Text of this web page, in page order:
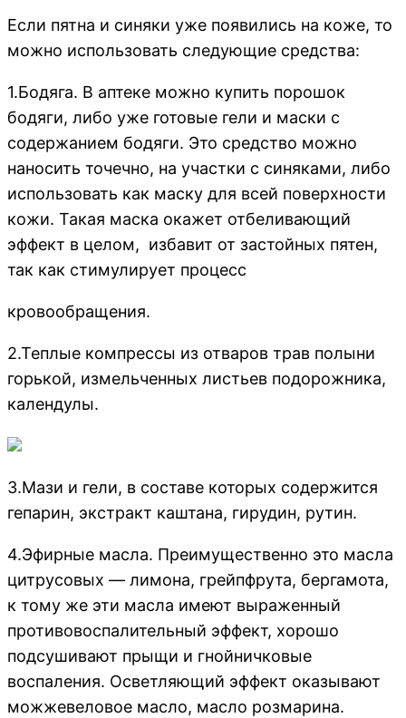
Если пятна и синяки уже появились на коже, то
можно использовать следующие средства:
1.Бодяга. В аптеке можно купить порошок
бодяги, либо уже готовые гели и маски с
содержанием бодяги. Это средство можно
наносить точечно, на участки с синяками, либо
использовать как маску для всей поверхности
кожи. Такая маска окажет отбеливающий
эффект в целом, избавит от застойных пятен,
так как стимулирует процесс
кровообращения.
2.Теплые компрессы из отваров трав полыни
горькой, измельченных листьев подорожника,
календулы.
3.Мази и гели, в составе которых содержится
гепарин, экстракт каштана, гирудин, рутин.
4.Эфирные масла. Преимущественно это масла
цитрусовых — лимона, грейпфрута, бергамота,
к тому же эти масла имеют выраженный
противовоспалительный эффект, хорошо
подсушивают прыщи и гнойничковые
воспаления. Осветляющий эффект оказывают
можжевеловое масло, масло розмарина.